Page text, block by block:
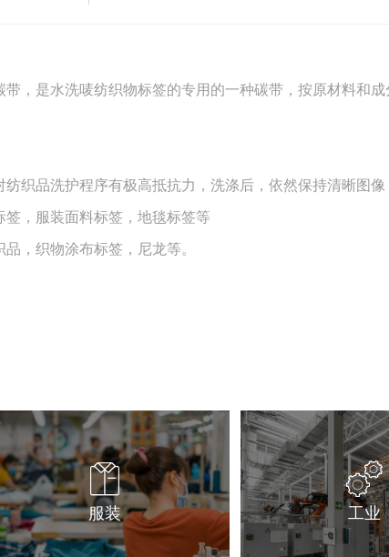
是水洗唛纺织物标签的专用的一种碳带，按原材料和成
纺织品洗护程序有极高抵抗力，洗涤后，依然保持清晰图
，服装面料标签，地毯标签等
，织物涂布标签，尼龙等。
服装 工业